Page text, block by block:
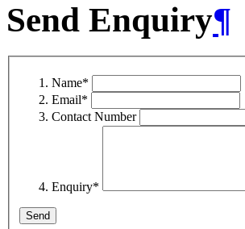
Send Enquiry¶
Name*
Email*
Contact Number
Enquiry*